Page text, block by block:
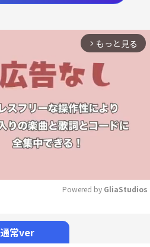
arrow_forward_ios もっと見る
Powered by GliaStudios
通常ver